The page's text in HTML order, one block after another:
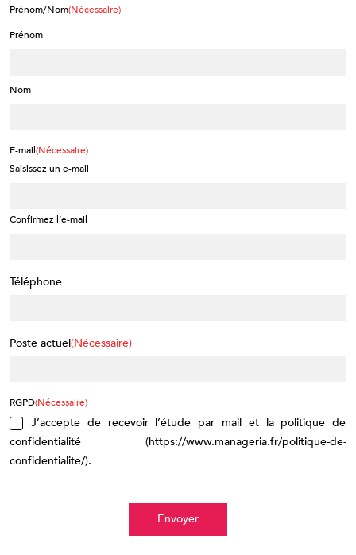
Prénom/Nom(Nécessaire)
Prénom
Nom
E-mail(Nécessaire)
Saisissez un e-mail
Confirmez l’e-mail
Téléphone
Poste actuel(Nécessaire)
RGPD(Nécessaire)
J’accepte de recevoir l’étude par mail et la politique de
confidentialité (https://www.manageria.fr/politique-de-
confidentialite/).
Envoyer